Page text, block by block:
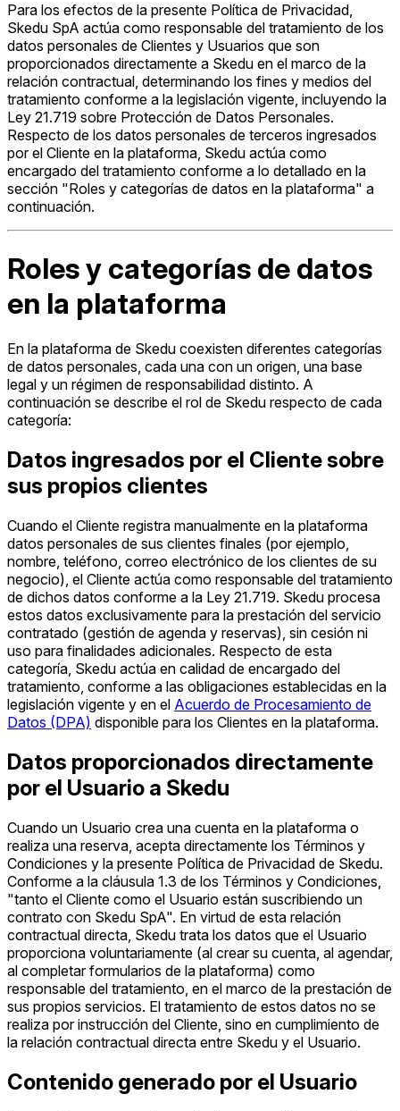
Para los efectos de la presente Política de Privacidad,
Skedu SpA actúa como responsable del tratamiento de los
datos personales de Clientes y Usuarios que son
proporcionados directamente a Skedu en el marco de la
relación contractual, determinando los fines y medios del
tratamiento conforme a la legislación vigente, incluyendo la
Ley 21.719 sobre Protección de Datos Personales.
Respecto de los datos personales de terceros ingresados
por el Cliente en la plataforma, Skedu actúa como
encargado del tratamiento conforme a lo detallado en la
sección "Roles y categorías de datos en la plataforma" a
continuación.
Roles y categorías de datos
en la plataforma
En la plataforma de Skedu coexisten diferentes categorías
de datos personales, cada una con un origen, una base
legal y un régimen de responsabilidad distinto. A
continuación se describe el rol de Skedu respecto de cada
categoría:
Datos ingresados por el Cliente sobre
sus propios clientes
Cuando el Cliente registra manualmente en la plataforma
datos personales de sus clientes finales (por ejemplo,
nombre, teléfono, correo electrónico de los clientes de su
negocio), el Cliente actúa como responsable del tratamiento
de dichos datos conforme a la Ley 21.719. Skedu procesa
estos datos exclusivamente para la prestación del servicio
contratado (gestión de agenda y reservas), sin cesión ni
uso para finalidades adicionales. Respecto de esta
categoría, Skedu actúa en calidad de encargado del
tratamiento, conforme a las obligaciones establecidas en la
legislación vigente y en el Acuerdo de Procesamiento de
Datos (DPA) disponible para los Clientes en la plataforma.
Datos proporcionados directamente
por el Usuario a Skedu
Cuando un Usuario crea una cuenta en la plataforma o
realiza una reserva, acepta directamente los Términos y
Condiciones y la presente Política de Privacidad de Skedu.
Conforme a la cláusula 1.3 de los Términos y Condiciones,
"tanto el Cliente como el Usuario están suscribiendo un
contrato con Skedu SpA". En virtud de esta relación
contractual directa, Skedu trata los datos que el Usuario
proporciona voluntariamente (al crear su cuenta, al agendar,
al completar formularios de la plataforma) como
responsable del tratamiento, en el marco de la prestación de
sus propios servicios. El tratamiento de estos datos no se
realiza por instrucción del Cliente, sino en cumplimiento de
la relación contractual directa entre Skedu y el Usuario.
Contenido generado por el Usuario